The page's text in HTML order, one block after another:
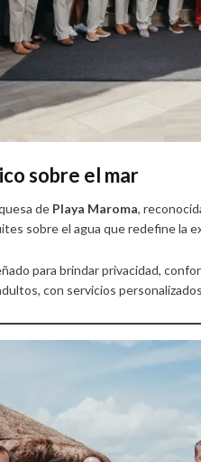
sobre el mar
de Playa Maroma,
sobre el agua que redefine la
para brindar privacidad,
con servicios